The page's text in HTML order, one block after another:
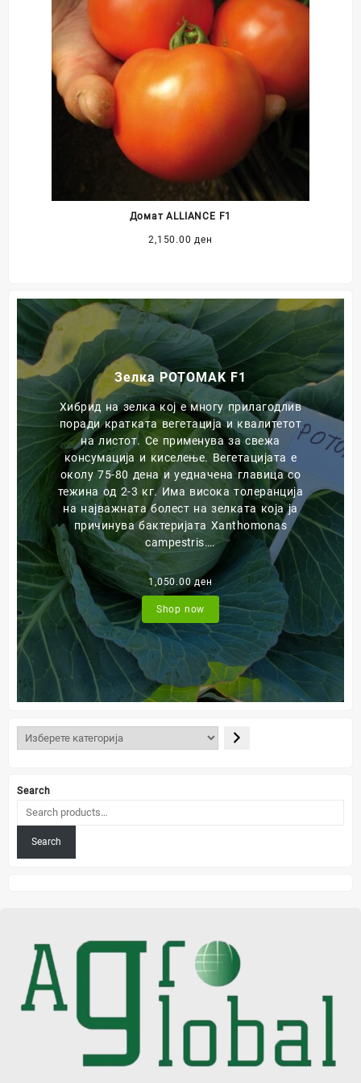
Домат ALLIANCE F1
2,150.00 ден
Зелка POTOMAK F1
Хибрид на зелка кој е многу прилагодлив
поради кратката вегетација и квалитетот
на листот. Се применува за свежа
консумација и киселење. Вегетацијата е
околу 75-80 дена и уедначена главица со
тежина од 2-3 кг. Има висока толеранција
на најважната болест на зелката која ја
причинува бактеријата Xanthomonas
campestris….
1,050.00ден
Shop now
Search
Search